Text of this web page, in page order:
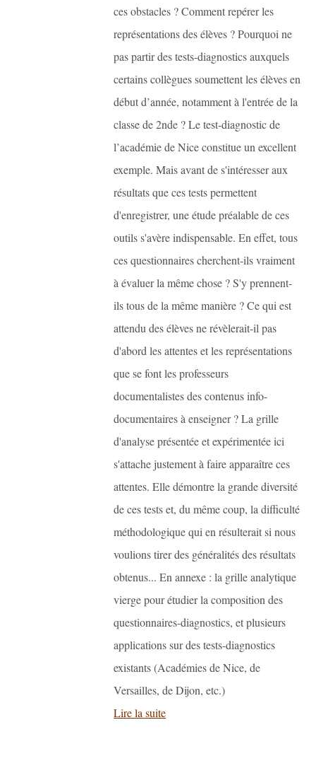
ces obstacles ? Comment repérer les
représentations des élèves ? Pourquoi ne
pas partir des tests-diagnostics auxquels
certains collègues soumettent les élèves en
début d’année, notamment à l'entrée de la
classe de 2nde ? Le test-diagnostic de
l’académie de Nice constitue un excellent
exemple. Mais avant de s'intéresser aux
résultats que ces tests permettent
d'enregistrer, une étude préalable de ces
outils s'avère indispensable. En effet, tous
ces questionnaires cherchent-ils vraiment
à évaluer la même chose ? S'y prennent-
ils tous de la même manière ? Ce qui est
attendu des élèves ne révèlerait-il pas
d'abord les attentes et les représentations
que se font les professeurs
documentalistes des contenus info-
documentaires à enseigner ? La grille
d'analyse présentée et expérimentée ici
s'attache justement à faire apparaître ces
attentes. Elle démontre la grande diversité
de ces tests et, du même coup, la difficulté
méthodologique qui en résulterait si nous
voulions tirer des généralités des résultats
obtenus... En annexe : la grille analytique
vierge pour étudier la composition des
questionnaires-diagnostics, et plusieurs
applications sur des tests-diagnostics
existants (Académies de Nice, de
Versailles, de Dijon, etc.)
Lire la suite